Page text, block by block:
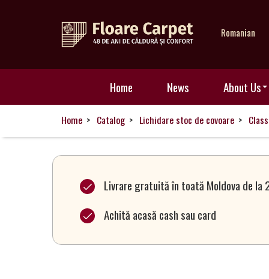
Romanian
Home News About Us
Home
Home Catalog Lichidare stoc de covoare
Livrare gratuită în toată Moldova de la
Achită acasă cash sau card